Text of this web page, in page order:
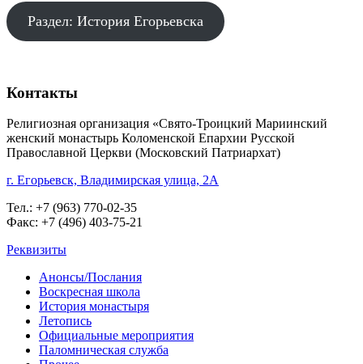
Раздел: История Егорьевска
Контакты
Религиозная организация «Свято-Троицкий Мариинский
женский монастырь Коломенской Епархии Русской
Православной Церкви (Московский Патриархат)
г. Егорьевск, Владимирская улица, 2А
Тел.: +7 (963) 770-02-35
Факс: +7 (496) 403-75-21
Реквизиты
Анонсы/Послания
Воскресная школа
История монастыря
Летопись
Официальные мероприятия
Паломническая служба